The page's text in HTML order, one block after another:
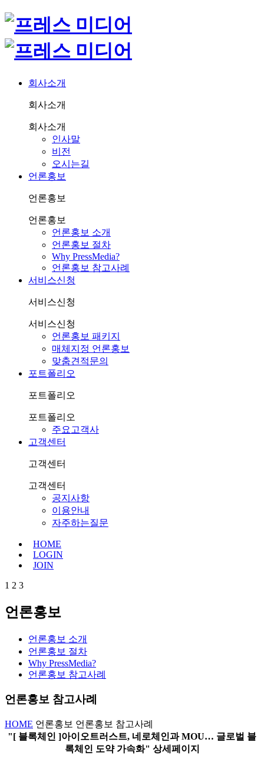
회사소개
회사소개
회사소개
인사말
비전
오시는길
언론홍보
언론홍보
언론홍보
언론홍보 소개
언론홍보 절차
Why PressMedia?
언론홍보 참고사례
서비스신청
서비스신청
서비스신청
언론홍보 패키지
매체지정 언론홍보
맞춤견적문의
포트폴리오
포트폴리오
포트폴리오
주요고객사
고객센터
고객센터
고객센터
공지사항
이용안내
자주하는질문
HOME
LOGIN
JOIN
1 2 3
언론홍보
언론홍보 소개
언론홍보 절차
Why PressMedia?
언론홍보 참고사례
언론홍보 참고사례
HOME 언론홍보 언론홍보 참고사례
"[ 블록체인 ]아이오트러스트, 네로체인과 MOU… 글로벌 블
록체인 도약 가속화" 상세페이지